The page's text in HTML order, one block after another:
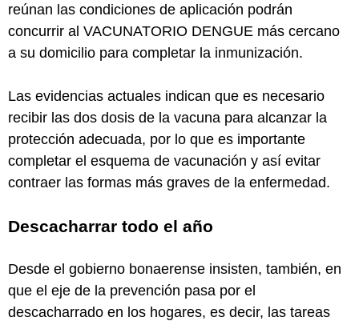
reúnan las condiciones de aplicación podrán
concurrir al VACUNATORIO DENGUE más cercano
a su domicilio para completar la inmunización.
Las evidencias actuales indican que es necesario
recibir las dos dosis de la vacuna para alcanzar la
protección adecuada, por lo que es importante
completar el esquema de vacunación y así evitar
contraer las formas más graves de la enfermedad.
Descacharrar todo el año
Desde el gobierno bonaerense insisten, también, en
que el eje de la prevención pasa por el
descacharrado en los hogares, es decir, las tareas